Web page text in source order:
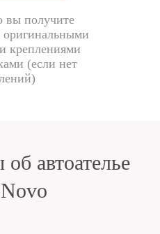
вы получите
оригинальными
креплениями
(если нет
автоателье